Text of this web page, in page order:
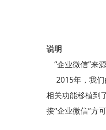
说明
“企业微信”来源
2015年，我们
相关功能移植到
接“企业微信”方